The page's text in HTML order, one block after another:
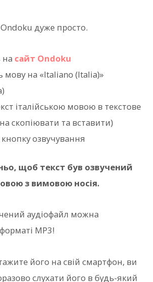
дуже просто.
на сайт Ondoku
мову на «Italiano (Italia)»
італійською мовою в текстове
скопіювати та вставити)
озвучування
щоб текст був озвучений
з вимовою носія.
аудіофайл можна
MP3!
його на свій смартфон, ви
слухати його в будь-який